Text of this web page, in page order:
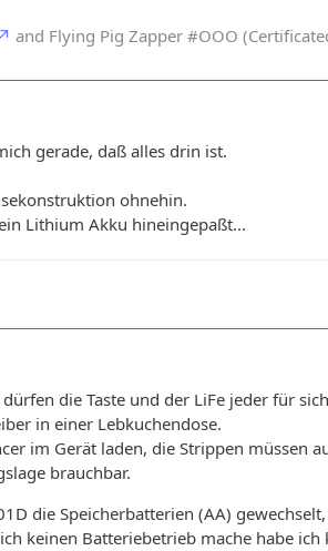
and Flying Pig Zapper #OOO
gerade, daß alles drin ist.
ohnehin.
Lithium Akku hineingepaßt...
die Taste und der LiFe jeder für
in einer Lebkuchendose.
im Gerät laden, die Strippen müssen
brauchbar.
die Speicherbatterien (AA)
keinen Batteriebetrieb mache habe